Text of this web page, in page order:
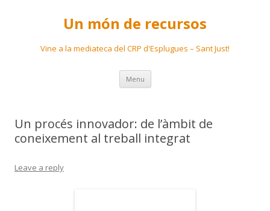
Un món de recursos
Vine a la mediateca del CRP d'Esplugues – Sant Just!
Menu Skip
content
Un procés innovador: de l’àmbit de
coneixement al treball integrat
Leave a reply